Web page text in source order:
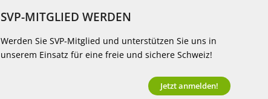
SVP-MITGLIED WERDEN
Werden Sie SVP-Mitglied und unterstützen Sie uns in
unserem Einsatz für eine freie und sichere Schweiz!
Jetzt anmelden!